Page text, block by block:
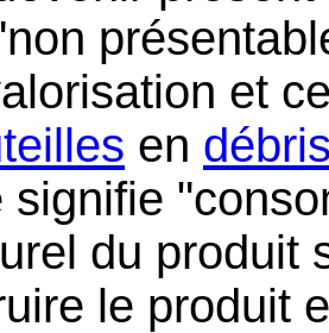
et
en
signifie
du produit
le produit